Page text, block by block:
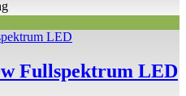
Fullspektrum LED